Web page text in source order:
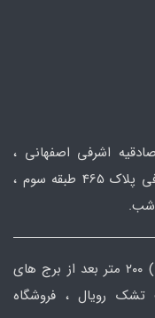
اشرفی اصفهانی ،
ابتدای جلال آل احمد ، نبش جلال و اشرفی پلاک 465 طبقه سوم ،
شعبه دوم : مازندران ، سلمانشهر (متل قو ) ۲۰۰ متر بعد از برج های
رویال ، فروشگاه